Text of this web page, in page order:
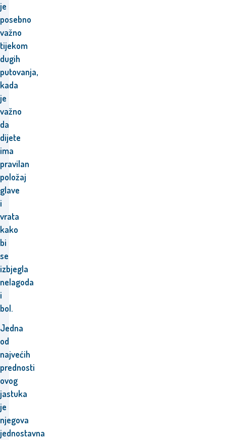
je
posebno
važno
tijekom
dugih
putovanja,
kada
je
važno
da
dijete
ima
pravilan
položaj
glave
i
vrata
kako
bi
se
izbjegla
nelagoda
i
bol.
Jedna
od
najvećih
prednosti
ovog
jastuka
je
njegova
jednostavna